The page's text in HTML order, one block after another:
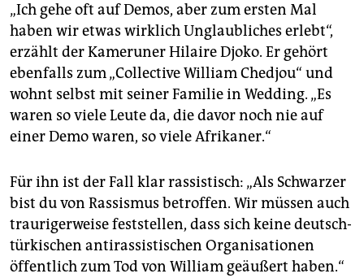
„Ich gehe oft auf Demos, aber zum ersten Mal
haben wir etwas wirklich Unglaubliches erlebt“,
erzählt der Kameruner Hilaire Djoko. Er gehört
ebenfalls zum „Collective William Chedjou“ und
wohnt selbst mit seiner Familie in Wedding. „Es
waren so viele Leute da, die davor noch nie auf
einer Demo waren, so viele Afrikaner.“
Für ihn ist der Fall klar rassistisch: „Als Schwarzer
bist du von Rassismus betroffen. Wir müssen auch
traurigerweise feststellen, dass sich keine deutsch-
türkischen antirassistischen Organisationen
öffentlich zum Tod von William geäußert haben.“